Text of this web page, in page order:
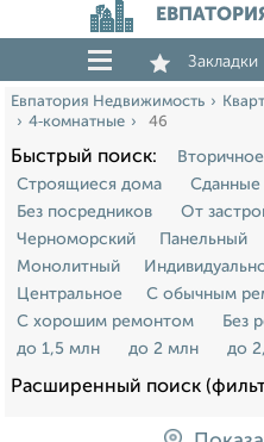
Закладки
Евпатория Недвижимость
4‑комнатные
46
Быстрый поиск:
Строящиеся дома
Сданные
Без посредников
От
Черноморский
Панельный
Монолитный
Центральное
С обычным
С хорошим ремонтом
Без
до 1,5 млн
до 2 млн до
Расширенный поиск